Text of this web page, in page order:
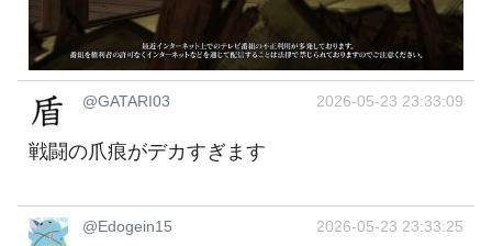
@GATARI03 2026-05-23 23:33:09
戦闘の爪痕がデカすぎます
@Edogein15 2026-05-23 23:33:25